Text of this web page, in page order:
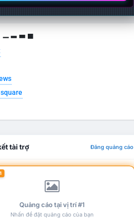
▁ ▂ ▃ ▄
tài trợ Đăng quảng cáo
Quảng cáo tại vị trí #1
Nhấn để đặt quảng cáo của bạn